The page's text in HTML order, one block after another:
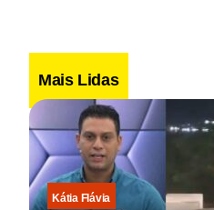
Mais Lidas
Kátia Flávia